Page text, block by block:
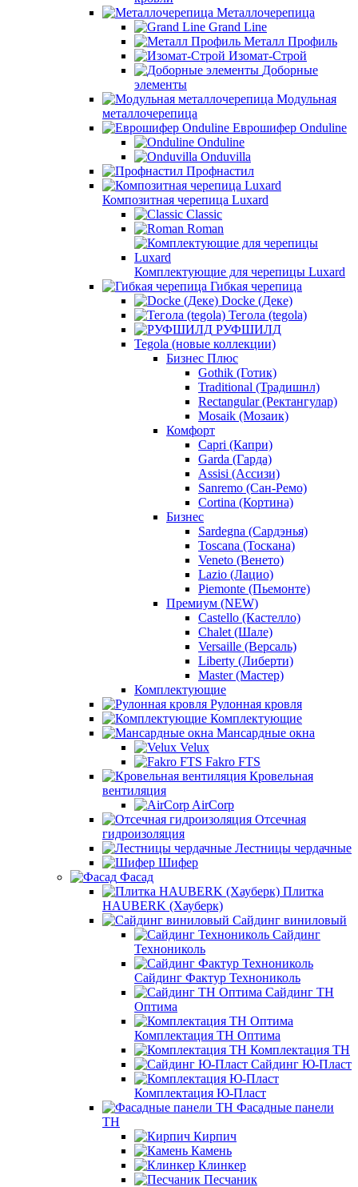
Металлочерепица
Grand Line
Металл Профиль
Изомат-Строй
Доборные
элементы
Модульная
металлочерепица
Еврошифер Onduline
Onduline
Onduvilla
Профнастил
Композитная черепица Luxard
Сlassic
Roman
Комплектующие для черепицы Luxard
Гибкая черепица
Docke (Деке)
Тегола (tegola)
РУФШИЛД
Tegola (новые коллекции)
Бизнес Плюс
Gothik (Готик)
Traditional (Традишнл)
Rectangular (Ректангулар)
Mosaik (Мозаик)
Комфорт
Capri (Капри)
Garda (Гарда)
Assisi (Ассизи)
Sanremo (Сан-Ремо)
Cortina (Кортина)
Бизнес
Sardegna (Сардэнья)
Toscana (Тоскана)
Veneto (Венето)
Lazio (Лацио)
Piemonte (Пьемонте)
Премиум (NEW)
Castello (Кастелло)
Chalet (Шале)
Versaille (Версаль)
Liberty (Либерти)
Master (Мастер)
Комплектующие
Рулонная кровля
Комплектующие
Мансардные окна
Velux
Fakro FTS
Кровельная
вентиляция
AirCorp
Отсечная
гидроизоляция
Лестницы чердачные
Шифер
Фасад
Плитка
HAUBERK (Хауберк)
Сайдинг виниловый
Сайдинг
Технониколь
Сайдинг Фактур Технониколь
Сайдинг ТН
Оптима
Комплектация ТН Оптима
Комплектация ТН
Сайдинг Ю-Пласт
Комплектация Ю-Пласт
Фасадные панели
ТН
Кирпич
Камень
Клинкер
Песчаник